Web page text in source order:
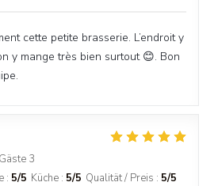
cette petite brasserie. L’endroit y
y mange très bien surtout 😊. Bon
3
: 5/5 Küche : 5/5 Qualität / Preis : 5/5